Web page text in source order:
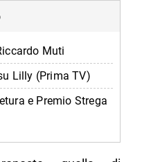
Muti
Lilly (Prima TV)
e Premio Strega
Island